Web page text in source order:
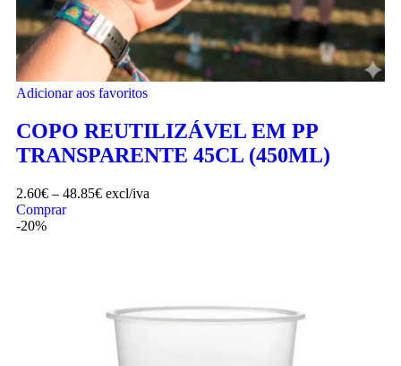
Adicionar aos favoritos
COPO REUTILIZÁVEL EM PP
TRANSPARENTE 45CL (450ML)
2.60€ – 48.85€ excl/iva
Comprar
-20%